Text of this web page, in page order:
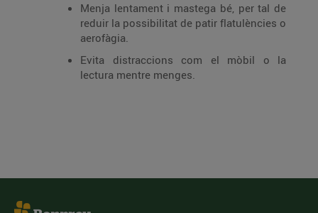
Menja lentament i mastega bé, per tal de
reduir la possibilitat de patir flatulències o
aerofàgia.
Evita distraccions com el mòbil o la
lectura mentre menges.